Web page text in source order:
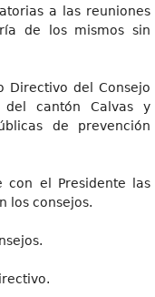
a las reuniones
de los mismos sin
Directivo del Consejo
del cantón Calvas y
de prevención
con el Presidente las
los consejos.